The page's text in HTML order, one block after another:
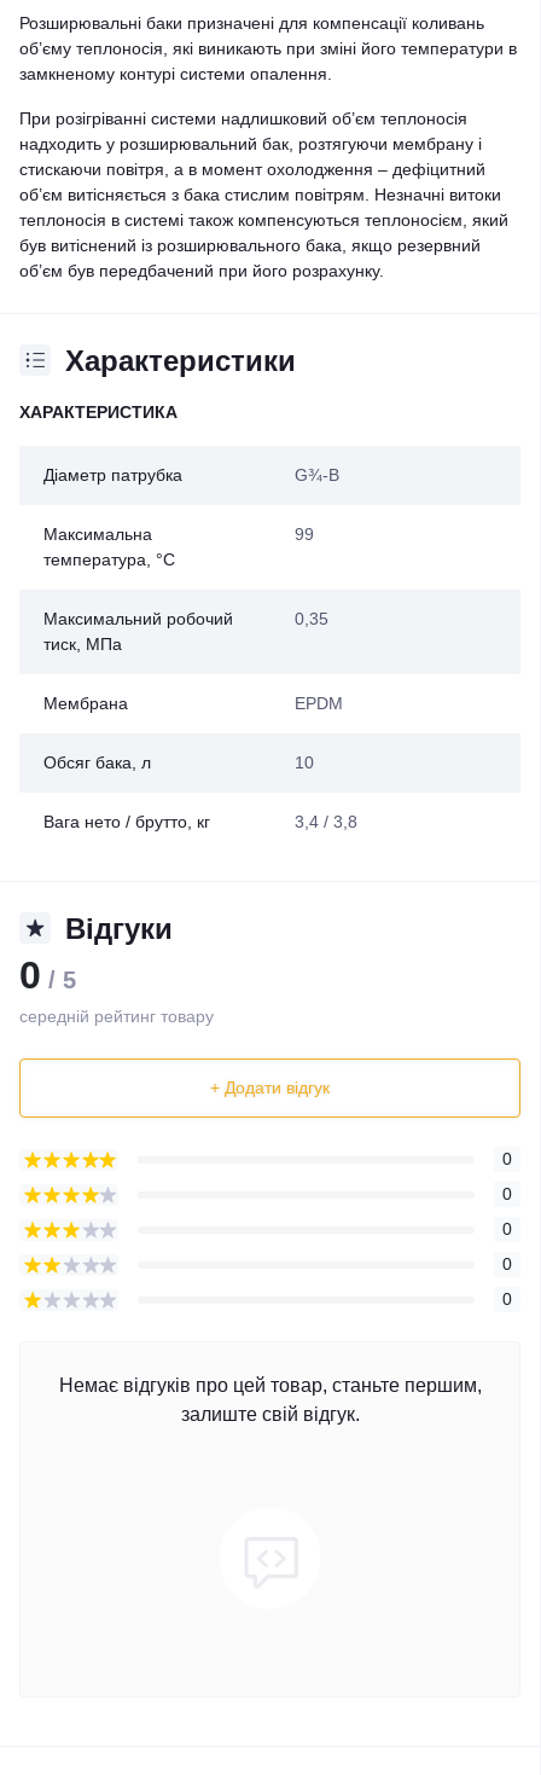
Розширювальні баки призначені для компенсації коливань
об’єму теплоносія, які виникають при зміні його температури в
замкненому контурі системи опалення.
При розігріванні системи надлишковий об’єм теплоносія
надходить у розширювальний бак, розтягуючи мембрану і
стискаючи повітря, а в момент охолодження – дефіцитний
об’єм витісняється з бака стислим повітрям. Незначні витоки
теплоносія в системі також компенсуються теплоносієм, який
був витіснений із розширювального бака, якщо резервний
об’єм був передбачений при його розрахунку.
Характеристики
ХАРАКТЕРИСТИКА
Діаметр патрубка G¾-B
Максимальна
температура, °С
99
Максимальний робочий
тиск, МПа
0,35
Мембрана EPDM
Обсяг бака, л 10
Вага нето / брутто, кг 3,4 / 3,8
Відгуки
0 / 5
середній рейтинг товару
+ Додати відгук
0
0
0
0
0
Немає відгуків про цей товар, станьте першим,
залиште свій відгук.